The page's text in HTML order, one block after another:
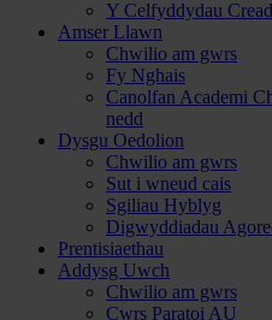
Y Celfyddydau
Amser Llawn
Chwilio am gwrs
Fy Nghais
Canolfan Academi
nedd
Dysgu Oedolion
Chwilio am gwrs
Sut i wneud cais
Sgiliau Hyblyg
Digwyddiadau
Prentisiaethau
Addysg Uwch
Chwilio am gwrs
Cwrs Paratoi AU